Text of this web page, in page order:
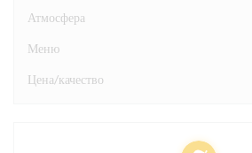
Атмосфера
Меню
Цена/качество